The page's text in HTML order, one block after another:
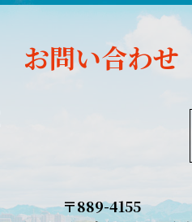
お問い合わせ
〒889-4155